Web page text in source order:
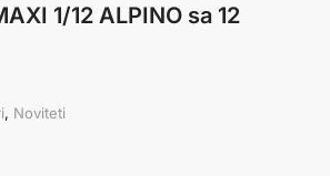
1/12 ALPINO sa 12
, Noviteti